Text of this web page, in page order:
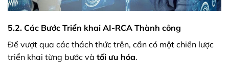
5.2. Các Bước Triển khai AI-RCA Thành công
Để vượt qua các thách thức trên, cần có một chiến lược
triển khai từng bước và tối ưu hóa.